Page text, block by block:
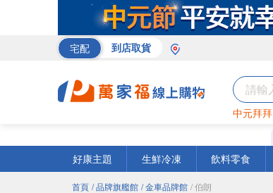
宅配 到店取貨
中元拜拜
好康主題
生鮮冷凍 飲料零食
首頁 / 品牌旗艦館 / 金車品牌館 / 伯朗